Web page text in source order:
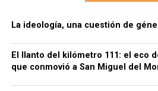
La ideología, una cuestión de
El llanto del kilómetro 111: el eco
que conmovió a San Miguel del